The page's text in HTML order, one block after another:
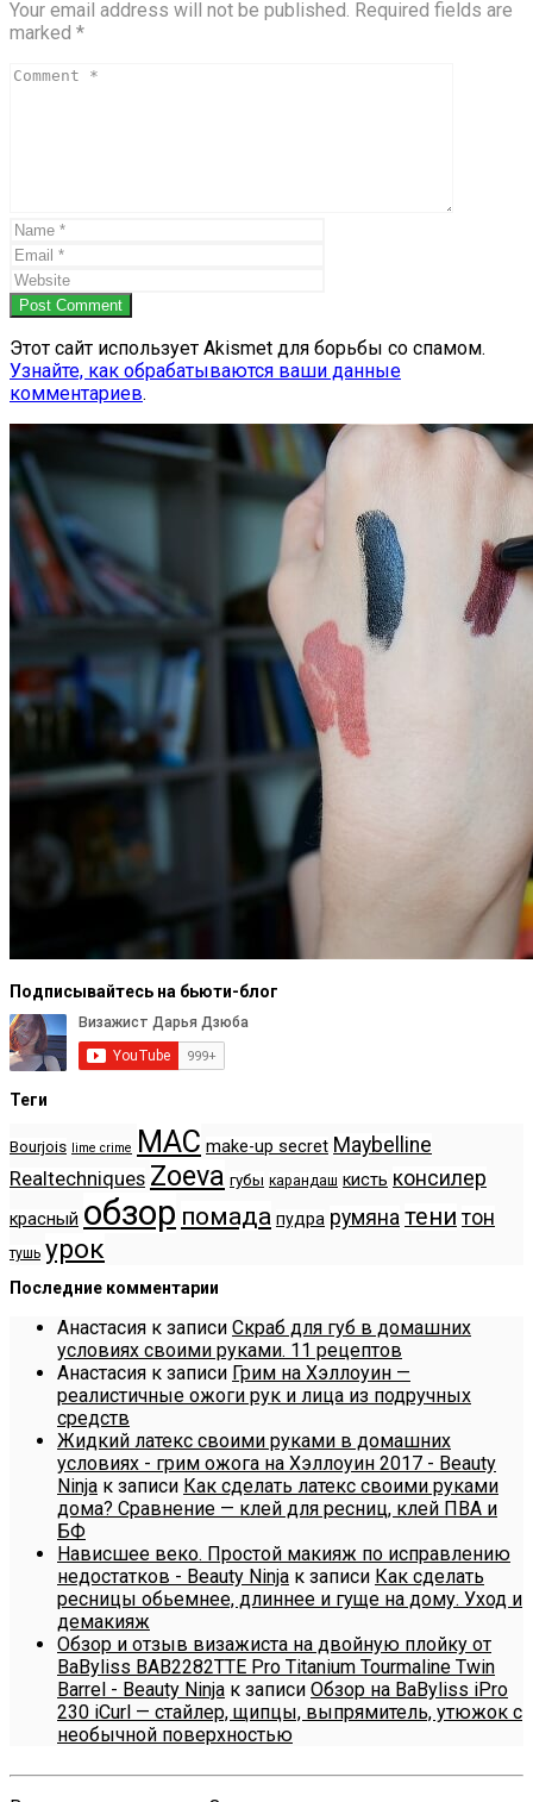
Your email address will not be published. Required fields are
marked *
Post Comment
Этот сайт использует Akismet для борьбы со спамом.
Узнайте, как обрабатываются ваши данные
комментариев.
Подписывайтесь на бьюти-блог
Теги
Bourjois lime crime MAC make-up secret Maybelline
Realtechniques Zoeva губы карандаш кисть консилер
красный обзор помада пудра румяна тени тон
тушь урок
Последние комментарии
Анастасия к записи Скраб для губ в домашних
условиях своими руками. 11 рецептов
Анастасия к записи Грим на Хэллоуин —
реалистичные ожоги рук и лица из подручных
средств
Жидкий латекс своими руками в домашних
условиях - грим ожога на Хэллоуин 2017 - Beauty
Ninja к записи Как сделать латекс своими руками
дома? Сравнение — клей для ресниц, клей ПВА и
БФ
Нависшее веко. Простой макияж по исправлению
недостатков - Beauty Ninja к записи Как сделать
ресницы обьемнее, длиннее и гуще на дому. Уход и
демакияж
Обзор и отзыв визажиста на двойную плойку от
BaByliss BAB2282TTE Pro Titanium Tourmaline Twin
Barrel - Beauty Ninja к записи Обзор на BaByliss iPro
230 iCurl — стайлер, щипцы, выпрямитель, утюжок с
необычной поверхностью